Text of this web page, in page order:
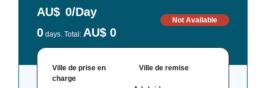
AU$ 0/Day
0 days. Total: AU$ 0
Not Available
Ville de prise en
charge
Ville de remise